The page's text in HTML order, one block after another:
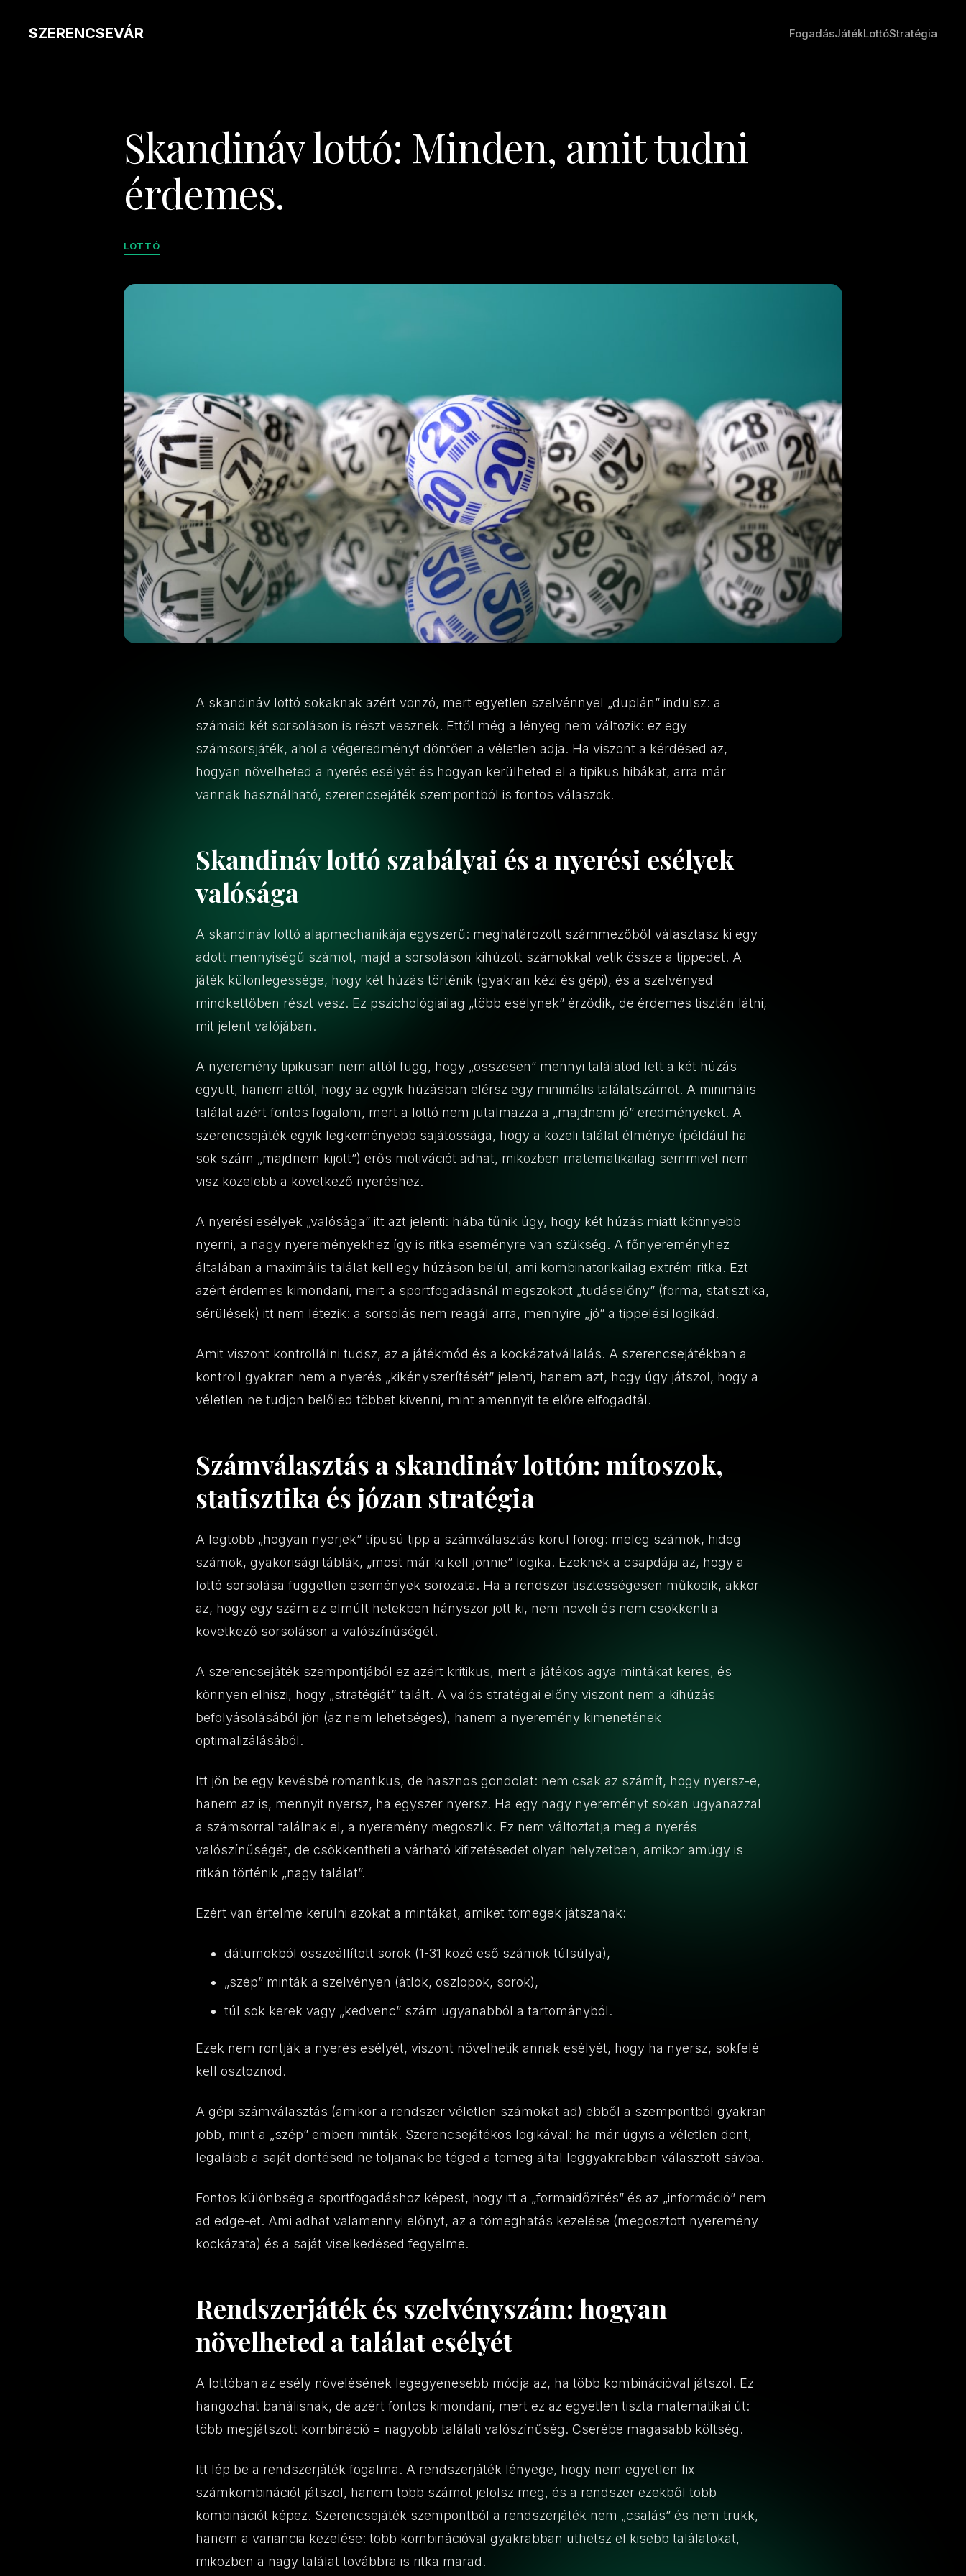
SZERENCSEVÁR FogadásJátékLottóStratégia
Skandináv lottó: Minden, amit tudni
érdemes.
LOTTÓ
A skandináv lottó sokaknak azért vonzó, mert egyetlen szelvénnyel „duplán” indulsz: a
számaid két sorsoláson is részt vesznek. Ettől még a lényeg nem változik: ez egy
számsorsjáték, ahol a végeredményt döntően a véletlen adja. Ha viszont a kérdésed az,
hogyan növelheted a nyerés esélyét és hogyan kerülheted el a tipikus hibákat, arra már
vannak használható, szerencsejáték szempontból is fontos válaszok.
Skandináv lottó szabályai és a nyerési esélyek
valósága
A skandináv lottó alapmechanikája egyszerű: meghatározott számmezőből választasz ki egy
adott mennyiségű számot, majd a sorsoláson kihúzott számokkal vetik össze a tippedet. A
játék különlegessége, hogy két húzás történik (gyakran kézi és gépi), és a szelvényed
mindkettőben részt vesz. Ez pszichológiailag „több esélynek” érződik, de érdemes tisztán látni,
mit jelent valójában.
A nyeremény tipikusan nem attól függ, hogy „összesen” mennyi találatod lett a két húzás
együtt, hanem attól, hogy az egyik húzásban elérsz egy minimális találatszámot. A minimális
találat azért fontos fogalom, mert a lottó nem jutalmazza a „majdnem jó” eredményeket. A
szerencsejáték egyik legkeményebb sajátossága, hogy a közeli találat élménye (például ha
sok szám „majdnem kijött”) erős motivációt adhat, miközben matematikailag semmivel nem
visz közelebb a következő nyeréshez.
A nyerési esélyek „valósága” itt azt jelenti: hiába tűnik úgy, hogy két húzás miatt könnyebb
nyerni, a nagy nyereményekhez így is ritka eseményre van szükség. A főnyereményhez
általában a maximális találat kell egy húzáson belül, ami kombinatorikailag extrém ritka. Ezt
azért érdemes kimondani, mert a sportfogadásnál megszokott „tudáselőny” (forma, statisztika,
sérülések) itt nem létezik: a sorsolás nem reagál arra, mennyire „jó” a tippelési logikád.
Amit viszont kontrollálni tudsz, az a játékmód és a kockázatvállalás. A szerencsejátékban a
kontroll gyakran nem a nyerés „kikényszerítését” jelenti, hanem azt, hogy úgy játszol, hogy a
véletlen ne tudjon belőled többet kivenni, mint amennyit te előre elfogadtál.
Számválasztás a skandináv lottón: mítoszok,
statisztika és józan stratégia
A legtöbb „hogyan nyerjek” típusú tipp a számválasztás körül forog: meleg számok, hideg
számok, gyakorisági táblák, „most már ki kell jönnie” logika. Ezeknek a csapdája az, hogy a
lottó sorsolása független események sorozata. Ha a rendszer tisztességesen működik, akkor
az, hogy egy szám az elmúlt hetekben hányszor jött ki, nem növeli és nem csökkenti a
következő sorsoláson a valószínűségét.
A szerencsejáték szempontjából ez azért kritikus, mert a játékos agya mintákat keres, és
könnyen elhiszi, hogy „stratégiát” talált. A valós stratégiai előny viszont nem a kihúzás
befolyásolásából jön (az nem lehetséges), hanem a nyeremény kimenetének
optimalizálásából.
Itt jön be egy kevésbé romantikus, de hasznos gondolat: nem csak az számít, hogy nyersz-e,
hanem az is, mennyit nyersz, ha egyszer nyersz. Ha egy nagy nyereményt sokan ugyanazzal
a számsorral találnak el, a nyeremény megoszlik. Ez nem változtatja meg a nyerés
valószínűségét, de csökkentheti a várható kifizetésedet olyan helyzetben, amikor amúgy is
ritkán történik „nagy találat”.
Ezért van értelme kerülni azokat a mintákat, amiket tömegek játszanak:
dátumokból összeállított sorok (1-31 közé eső számok túlsúlya),
„szép” minták a szelvényen (átlók, oszlopok, sorok),
túl sok kerek vagy „kedvenc” szám ugyanabból a tartományból.
Ezek nem rontják a nyerés esélyét, viszont növelhetik annak esélyét, hogy ha nyersz, sokfelé
kell osztoznod.
A gépi számválasztás (amikor a rendszer véletlen számokat ad) ebből a szempontból gyakran
jobb, mint a „szép” emberi minták. Szerencsejátékos logikával: ha már úgyis a véletlen dönt,
legalább a saját döntéseid ne toljanak be téged a tömeg által leggyakrabban választott sávba.
Fontos különbség a sportfogadáshoz képest, hogy itt a „formaidőzítés” és az „információ” nem
ad edge-et. Ami adhat valamennyi előnyt, az a tömeghatás kezelése (megosztott nyeremény
kockázata) és a saját viselkedésed fegyelme.
Rendszerjáték és szelvényszám: hogyan
növelheted a találat esélyét
A lottóban az esély növelésének legegyenesebb módja az, ha több kombinációval játszol. Ez
hangozhat banálisnak, de azért fontos kimondani, mert ez az egyetlen tiszta matematikai út:
több megjátszott kombináció = nagyobb találati valószínűség. Cserébe magasabb költség.
Itt lép be a rendszerjáték fogalma. A rendszerjáték lényege, hogy nem egyetlen fix
számkombinációt játszol, hanem több számot jelölsz meg, és a rendszer ezekből több
kombinációt képez. Szerencsejáték szempontból a rendszerjáték nem „csalás” és nem trükk,
hanem a variancia kezelése: több kombinációval gyakrabban üthetsz el kisebb találatokat,
miközben a nagy találat továbbra is ritka marad.